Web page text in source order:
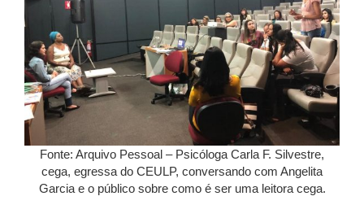
Fonte: Arquivo Pessoal – Psicóloga Carla F. Silvestre,
cega, egressa do CEULP, conversando com Angelita
Garcia e o público sobre como é ser uma leitora cega.